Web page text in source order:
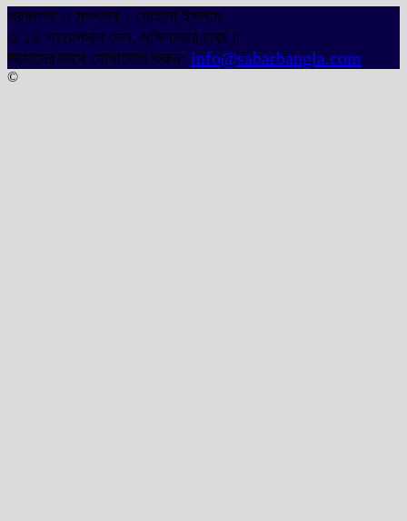
প্রকাশক ও সম্পাদক : সোহানা ইসলাম
৩/১৩ প্রতাপদাশ লেন, লক্ষিবাজার ঢাকা।
আমাদের সাথে যোগাযোগ করুন: info@sabarbangla.com
©